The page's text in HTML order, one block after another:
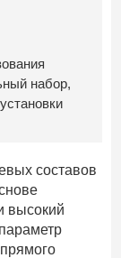
набор,
составов
высокий